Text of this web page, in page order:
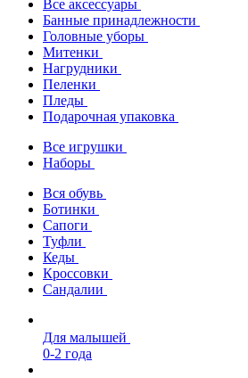
Все аксессуары
Банные принадлежности
Головные уборы
Митенки
Нагрудники
Пеленки
Пледы
Подарочная упаковка
Все игрушки
Наборы
Вся обувь
Ботинки
Сапоги
Туфли
Кеды
Кроссовки
Сандалии
Для малышей
0-2 года